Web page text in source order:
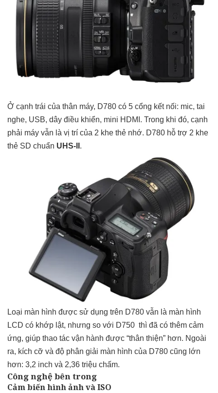
Ở cạnh trái của thân máy, D780 có 5 cổng kết nối: mic, tai
nghe, USB, dây điều khiển, mini HDMI. Trong khi đó, cạnh
phải máy vẫn là vị trí của 2 khe thẻ nhớ. D780 hỗ trợ 2 khe
thẻ SD chuẩn UHS-II .
Loại màn hình được sử dụng trên D780 vẫn là màn hình
LCD có khớp lật, nhưng so với D750 thì đã có thêm cảm
ứng, giúp thao tác vận hành được “thân thiện” hơn. Ngoài
ra, kích cỡ và độ phân giải màn hình của D780 cũng lớn
hơn: 3,2 inch và 2,36 triệu chấm.
Công nghệ bên trong
Cảm biến hình ảnh và ISO